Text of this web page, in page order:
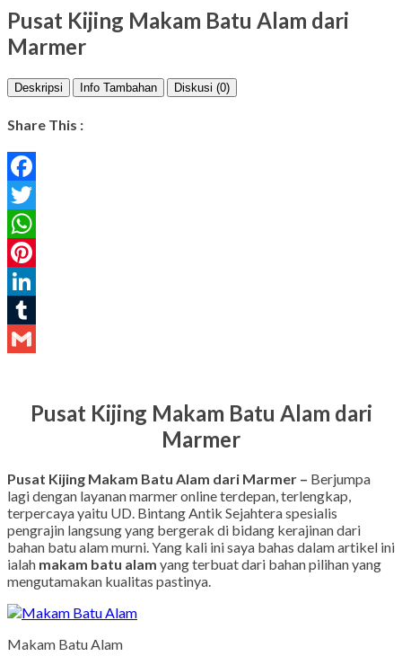
Pusat Kijing Makam Batu Alam dari
Marmer
Deskripsi Info Tambahan Diskusi (0)
Share This :
Facebook
Twitter
WhatsApp
Pinterest
LinkedIn
Tumblr
Pusat Kijing Makam Batu Alam dari
Marmer
Pusat Kijing Makam Batu Alam dari Marmer – Berjumpa
lagi dengan layanan marmer online terdepan, terlengkap,
terpercaya yaitu UD. Bintang Antik Sejahtera spesialis
pengrajin langsung yang bergerak di bidang kerajinan dari
bahan batu alam murni. Yang kali ini saya bahas dalam artikel ini
ialah makam batu alam yang terbuat dari bahan pilihan yang
mengutamakan kualitas pastinya.
Makam Batu Alam